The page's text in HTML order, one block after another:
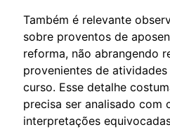
Também é relevante
sobre proventos de
reforma, não abrangendo
provenientes de
curso. Esse detalhe
precisa ser analisado com
interpretações